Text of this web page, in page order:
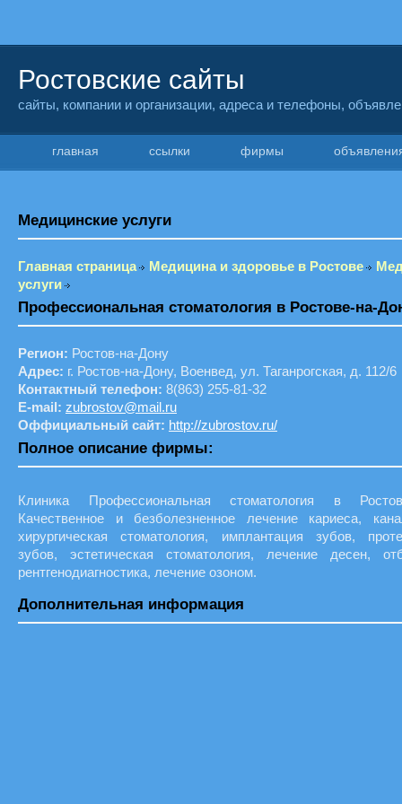
Ростовские сайты
сайты, компании и организации, адреса и телефоны,
главная ссылки фирмы
Медицинские услуги
Главная страница Медицина и здоровье в Ростове
услуги
Профессиональная стоматология в Ростове-на-
Регион: Ростов-на-Дону
Адрес: г. Ростов-на-Дону, Военвед, ул. Таганрогская, д. 112/6
Контактный телефон: 8(863) 255-81-32
E-mail: zubrostov@mail.ru
Оффициальный сайт: http://zubrostov.ru/
Полное описание фирмы:
Клиника Профессиональная стоматология в
Качественное и безболезненное лечение кариеса,
хирургическая стоматология, имплантация зубов,
зубов, эстетическая стоматология, лечение десен,
рентгенодиагностика, лечение озоном.
Дополнительная информация